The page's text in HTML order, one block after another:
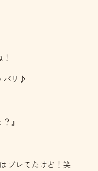
パリ♪
』
ブレてたけど！笑